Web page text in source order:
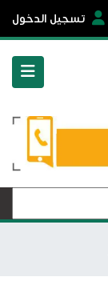
تسجيل الدخول